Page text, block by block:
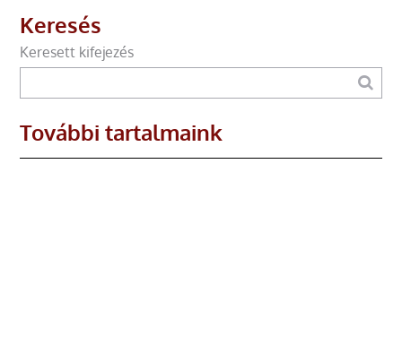
Keresés
Keresett kifejezés
További tartalmaink